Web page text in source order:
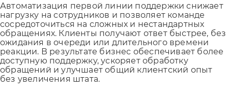
Автоматизация первой линии поддержки снижает
нагрузку на сотрудников и позволяет команде
сосредоточиться на сложных и нестандартных
обращениях. Клиенты получают ответ быстрее, без
ожидания в очереди или длительного времени
реакции. В результате бизнес обеспечивает более
доступную поддержку, ускоряет обработку
обращений и улучшает общий клиентский опыт
без увеличения штата.